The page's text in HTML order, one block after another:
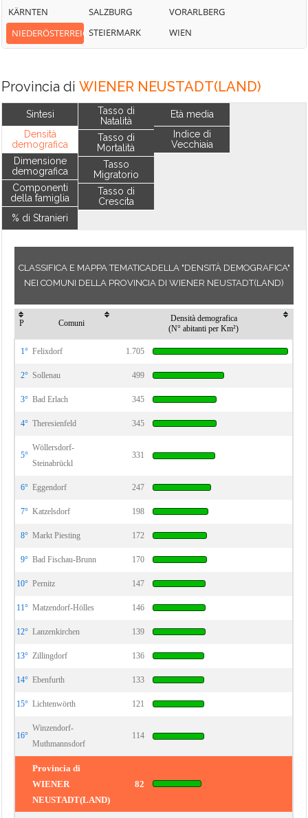
KÄRNTEN
NIEDERÖSTERREICH
SALZBURG
STEIERMARK
VORARLBERG
WIEN
Provincia di WIENER NEUSTADT(LAND)
Sintesi
Densità
demografica
Dimensione
demografica
Componenti
della famiglia
% di Stranieri
Tasso di
Natalità
Tasso di
Mortalità
Tasso
Migratorio
Tasso di
Crescita
Età media
Indice di
Vecchiaia
CLASSIFICA E MAPPA TEMATICADELLA "DENSITÀ DEMOGRAFICA"
NEI COMUNI DELLA PROVINCIA DI WIENER NEUSTADT(LAND)
P Comuni
Densità demografica
(N° abitanti per Km²)
1° Felixdorf 1.705
2° Sollenau 499
3° Bad Erlach 345
4° Theresienfeld 345
5°
Wöllersdorf-
Steinabrückl
331
6° Eggendorf 247
7° Katzelsdorf 198
8° Markt Piesting 172
9° Bad Fischau-Brunn 170
10° Pernitz 147
11° Matzendorf-Hölles 146
12° Lanzenkirchen 139
13° Zillingdorf 136
14° Ebenfurth 133
15° Lichtenwörth 121
16°
Winzendorf-
Muthmannsdorf
114
Provincia di
WIENER
NEUSTADT(LAND)
82